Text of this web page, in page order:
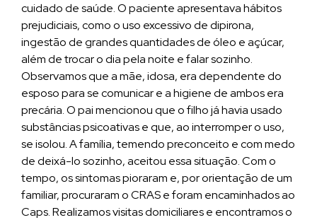
cuidado de saúde. O paciente apresentava hábitos
prejudiciais, como o uso excessivo de dipirona,
ingestão de grandes quantidades de óleo e açúcar,
além de trocar o dia pela noite e falar sozinho.
Observamos que a mãe, idosa, era dependente do
esposo para se comunicar e a higiene de ambos era
precária. O pai mencionou que o filho já havia usado
substâncias psicoativas e que, ao interromper o uso,
se isolou. A família, temendo preconceito e com medo
de deixá-lo sozinho, aceitou essa situação. Com o
tempo, os sintomas pioraram e, por orientação de um
familiar, procuraram o CRAS e foram encaminhados ao
Caps. Realizamos visitas domiciliares e encontramos o